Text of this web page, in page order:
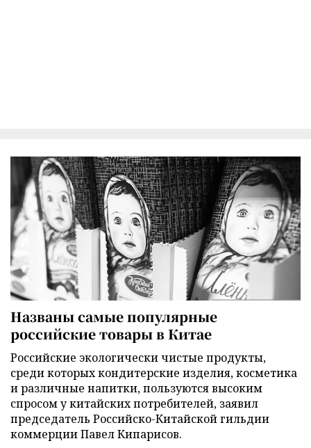
Названы самые популярные
российские товары в Китае
Российские экологически чистые продукты,
среди которых кондитерские изделия, косметика
и различные напитки, пользуются высоким
спросом у китайских потребителей, заявил
председатель Российско-Китайской гильдии
коммерции Павел Кипарисов.